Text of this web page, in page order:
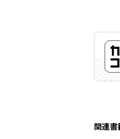
関連書